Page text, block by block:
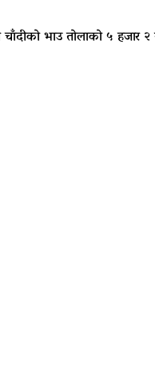
भाउ तोलाको ५ हजार २